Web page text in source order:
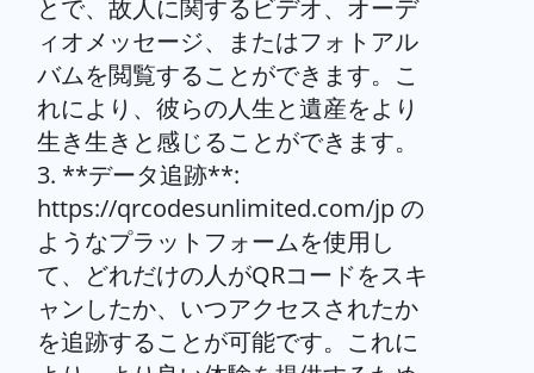
ィオメッセージ、またはフォトアル
バムを閲覧することができます。こ
れにより、彼らの人生と遺産をより
生き生きと感じることができます。
3. **データ追跡**:
https://qrcodesunlimited.com/jp の
ようなプラットフォームを使用し
て、どれだけの人がQRコードをスキ
ャンしたか、いつアクセスされたか
を追跡することが可能です。これに